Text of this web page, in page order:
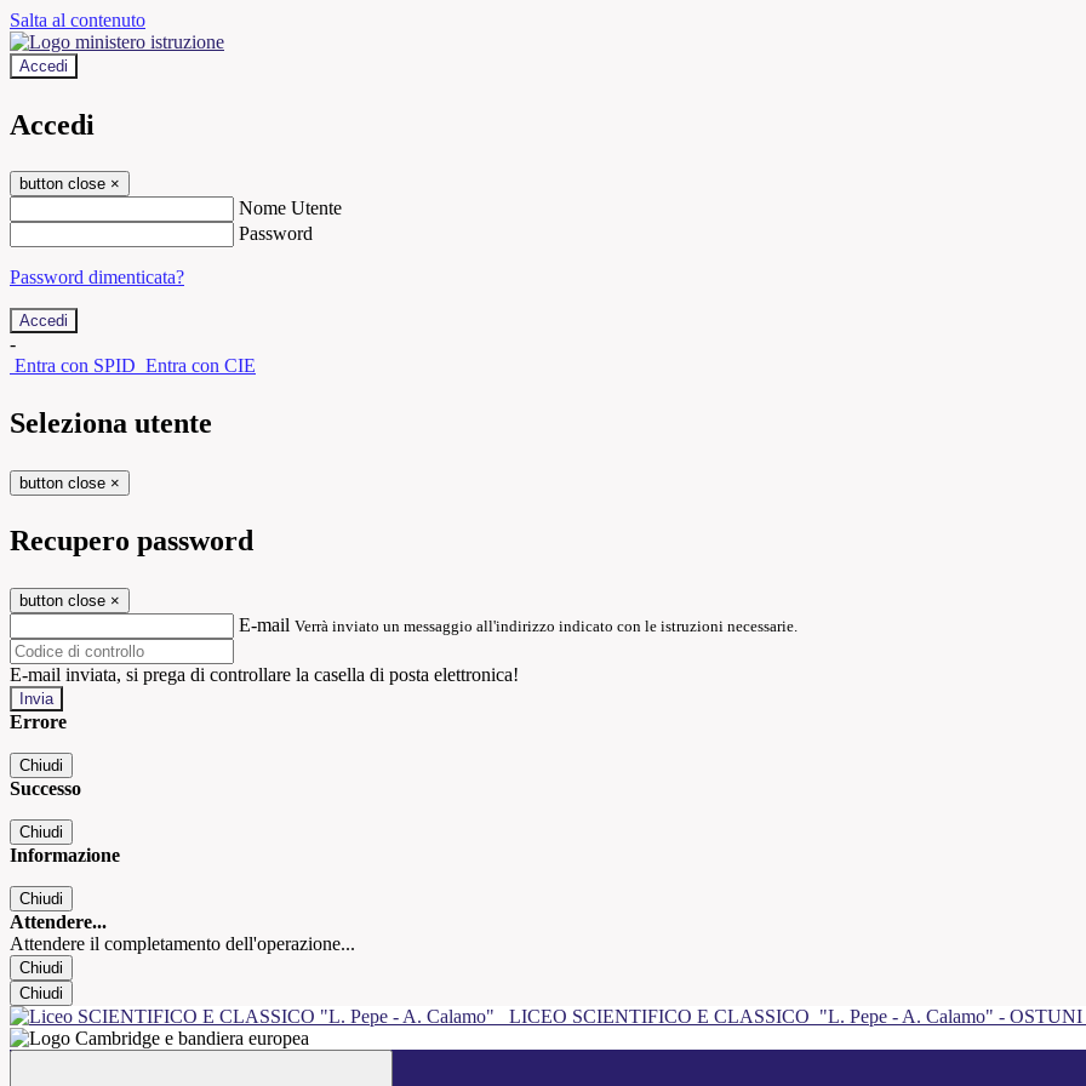
Salta al contenuto
Accedi
Accedi
button close ×
Nome Utente
Password
Password dimenticata?
-
Entra con SPID Entra con CIE
Seleziona utente
button close ×
Recupero password
button close ×
E-mail Verrà inviato un messaggio all'indirizzo indicato con le istruzioni necessarie.
E-mail inviata, si prega di controllare la casella di posta elettronica!
Errore
Chiudi
Successo
Chiudi
Informazione
Chiudi
Attendere...
Attendere il completamento dell'operazione...
Chiudi
Chiudi
LICEO SCIENTIFICO E CLASSICO "L. Pepe - A. Calamo" - OSTUNI